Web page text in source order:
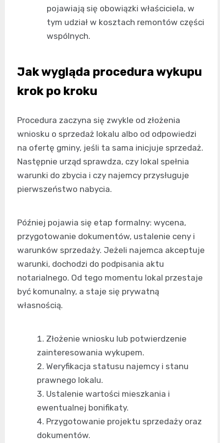
pojawiają się obowiązki właściciela, w
tym udział w kosztach remontów części
wspólnych.
Jak wygląda procedura wykupu
krok po kroku
Procedura zaczyna się zwykle od złożenia
wniosku o sprzedaż lokalu albo od odpowiedzi
na ofertę gminy, jeśli ta sama inicjuje sprzedaż.
Następnie urząd sprawdza, czy lokal spełnia
warunki do zbycia i czy najemcy przysługuje
pierwszeństwo nabycia.
Później pojawia się etap formalny: wycena,
przygotowanie dokumentów, ustalenie ceny i
warunków sprzedaży. Jeżeli najemca akceptuje
warunki, dochodzi do podpisania aktu
notarialnego. Od tego momentu lokal przestaje
być komunalny, a staje się prywatną
własnością.
Złożenie wniosku lub potwierdzenie
zainteresowania wykupem.
Weryfikacja statusu najemcy i stanu
prawnego lokalu.
Ustalenie wartości mieszkania i
ewentualnej bonifikaty.
Przygotowanie projektu sprzedaży oraz
dokumentów.